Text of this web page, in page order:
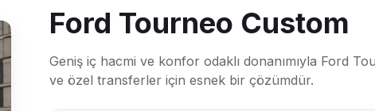
Ford Tourneo Custom
Geniş iç hacmi ve konfor odaklı donanımıyla Ford
ve özel transferler için esnek bir çözümdür.